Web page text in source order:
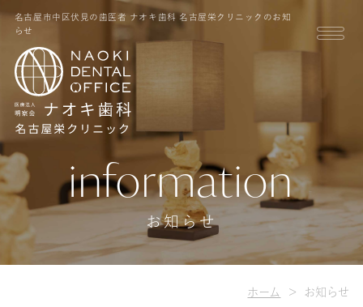
名古屋市中区伏見の歯医者 ナオキ歯科 名古屋栄クリニックのお知
らせ
information
お知らせ
ホーム お知らせ